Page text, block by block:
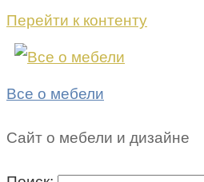
Перейти к контенту
Все о мебели
Сайт о мебели и дизайне